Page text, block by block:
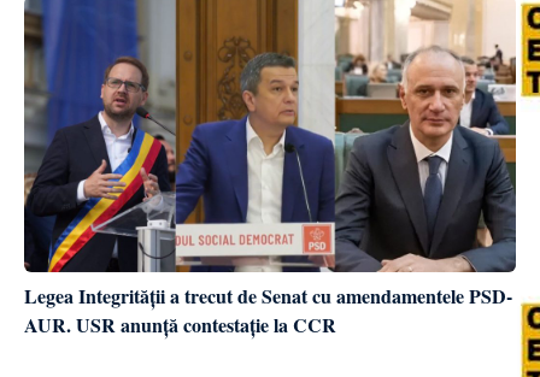
Legea Integrității a trecut de Senat cu amendamentele PSD-
AUR. USR anunță contestație la CCR